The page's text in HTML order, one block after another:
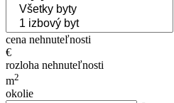
cena nehnuteľnosti
€
rozloha nehnuteľnosti
m2
okolie